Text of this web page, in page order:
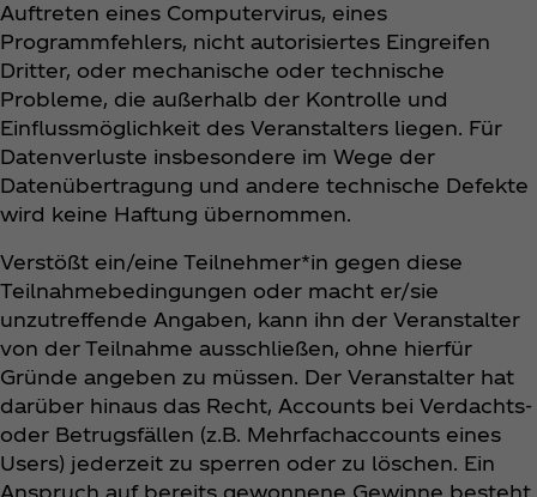
Auftreten eines Computervirus, eines
Programmfehlers, nicht autorisiertes Eingreifen
Dritter, oder mechanische oder technische
Probleme, die außerhalb der Kontrolle und
Einflussmöglichkeit des Veranstalters liegen. Für
Datenverluste insbesondere im Wege der
Datenübertragung und andere technische Defekte
wird keine Haftung übernommen.
Verstößt ein/eine Teilnehmer*in gegen diese
Teilnahmebedingungen oder macht er/sie
unzutreffende Angaben, kann ihn der Veranstalter
von der Teilnahme ausschließen, ohne hierfür
Gründe angeben zu müssen. Der Veranstalter hat
darüber hinaus das Recht, Accounts bei Verdachts-
oder Betrugsfällen (z.B. Mehrfachaccounts eines
Users) jederzeit zu sperren oder zu löschen. Ein
Anspruch auf bereits gewonnene Gewinne besteht